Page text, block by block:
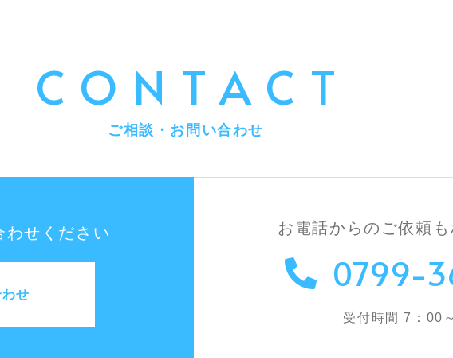
CONTACT
ご相談・お問い合わせ
わせください
せ
お電話からのご依頼も
0799-
受付時間 7：00